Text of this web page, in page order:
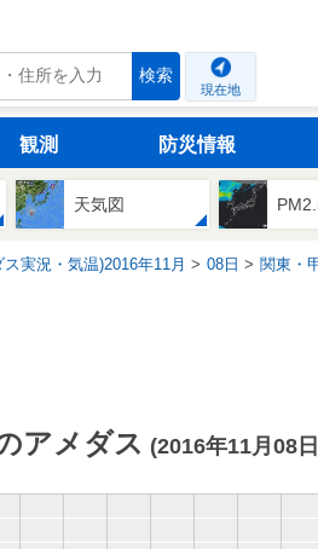
検索
現在地
観測 防災情報
天気図
実況・気温)2016年11月 08日 関東・
アメダス (2016年11月08